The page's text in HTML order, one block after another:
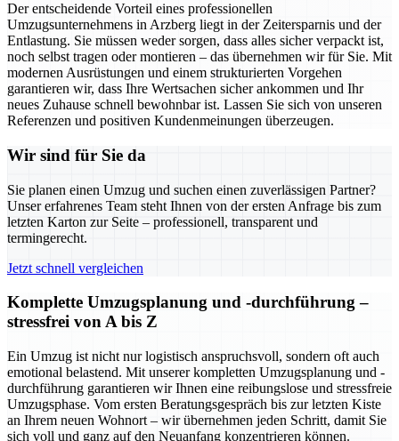
Der entscheidende Vorteil eines professionellen
Umzugsunternehmens in Arzberg liegt in der Zeitersparnis und der
Entlastung. Sie müssen weder sorgen, dass alles sicher verpackt ist,
noch selbst tragen oder montieren – das übernehmen wir für Sie. Mit
modernen Ausrüstungen und einem strukturierten Vorgehen
garantieren wir, dass Ihre Wertsachen sicher ankommen und Ihr
neues Zuhause schnell bewohnbar ist. Lassen Sie sich von unseren
Referenzen und positiven Kundenmeinungen überzeugen.
Wir sind für Sie da
Sie planen einen Umzug und suchen einen zuverlässigen Partner?
Unser erfahrenes Team steht Ihnen von der ersten Anfrage bis zum
letzten Karton zur Seite – professionell, transparent und
termingerecht.
Jetzt schnell vergleichen
Komplette Umzugsplanung und -durchführung –
stressfrei von A bis Z
Ein Umzug ist nicht nur logistisch anspruchsvoll, sondern oft auch
emotional belastend. Mit unserer kompletten Umzugsplanung und -
durchführung garantieren wir Ihnen eine reibungslose und stressfreie
Umzugsphase. Vom ersten Beratungsgespräch bis zur letzten Kiste
an Ihrem neuen Wohnort – wir übernehmen jeden Schritt, damit Sie
sich voll und ganz auf den Neuanfang konzentrieren können.